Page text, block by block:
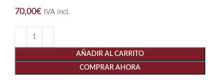
70,00€ IVA incl.
AÑADIR AL CARRITO
COMPRAR AHORA